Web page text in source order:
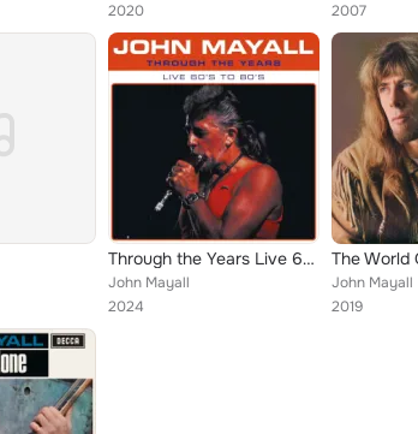
2020
2007
Through the Years Live 60's to 80's
John Mayall
2024
The World
John Mayall
2019